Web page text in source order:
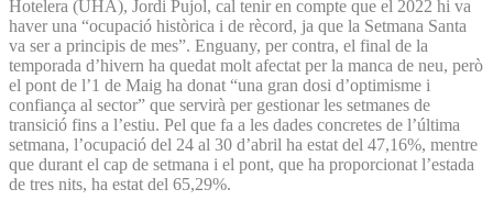
Hotelera (UHA), Jordi Pujol, cal tenir en compte que el 2022 hi va
haver una “ocupació històrica i de rècord, ja que la Setmana Santa
va ser a principis de mes”. Enguany, per contra, el final de la
temporada d’hivern ha quedat molt afectat per la manca de neu, però
el pont de l’1 de Maig ha donat “una gran dosi d’optimisme i
confiança al sector” que servirà per gestionar les setmanes de
transició fins a l’estiu. Pel que fa a les dades concretes de l’última
setmana, l’ocupació del 24 al 30 d’abril ha estat del 47,16%, mentre
que durant el cap de setmana i el pont, que ha proporcionat l’estada
de tres nits, ha estat del 65,29%.